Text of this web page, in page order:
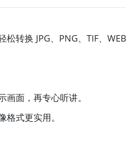
转换 JPG、PNG、TIF、
面，再专心听讲。
式更实用。